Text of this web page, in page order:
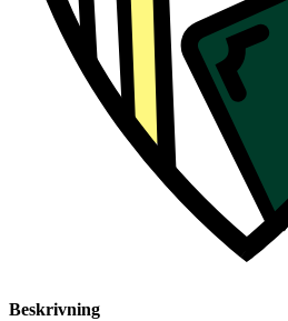
Beskrivning